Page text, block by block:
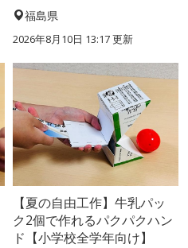
福島県
2026年8月10日 13:17更新
【夏の自由工作】牛乳パッ
ク2個で作れるパクパクハン
ド【小学校全学年向け】